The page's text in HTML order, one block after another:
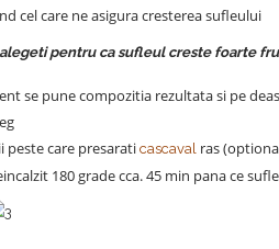
cel care ne asigura cresterea sufleului
pentru ca sufleul creste foarte
se pune compozitia rezultata si pe
peste care presaraticascaval ras
180 grade cca. 45 min pana ce